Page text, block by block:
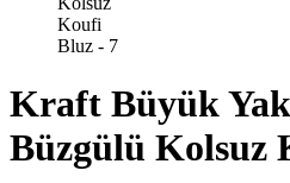
Kraft Büyük
Büzgülü Kolsuz